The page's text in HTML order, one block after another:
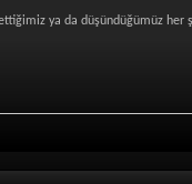
ya da düşündüğümüz her